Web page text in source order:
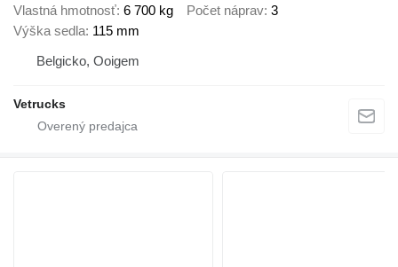
Vlastná hmotnosť 6 700 kg Počet náprav 3
Výška sedla 115 mm
Belgicko, Ooigem
Vetrucks